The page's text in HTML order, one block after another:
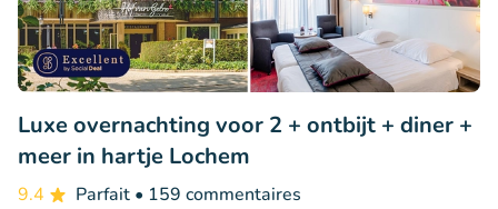
Luxe overnachting voor 2 + ontbijt + diner +
meer in hartje Lochem
9.4 Parfait • 159 commentaires